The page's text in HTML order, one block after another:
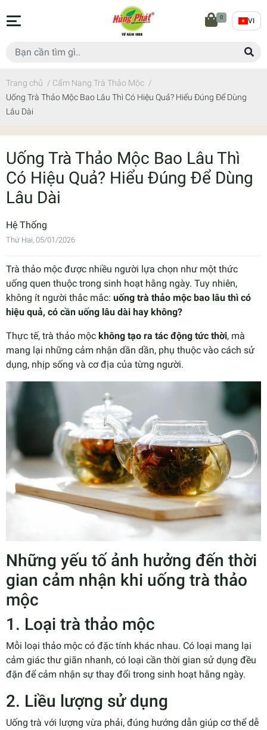
0 VI
Trang chủ / Cẩm Nang Trà Thảo Mộc /
Uống Trà Thảo Mộc Bao Lâu Thì Có Hiệu Quả? Hiểu Đúng Để Dùng
Lâu Dài
Uống Trà Thảo Mộc Bao Lâu Thì
Có Hiệu Quả? Hiểu Đúng Để Dùng
Lâu Dài
Hệ Thống
Thứ Hai, 05/01/2026
Trà thảo mộc được nhiều người lựa chọn như một thức
uống quen thuộc trong sinh hoạt hằng ngày. Tuy nhiên,
không ít người thắc mắc: uống trà thảo mộc bao lâu thì có
hiệu quả, có cần uống lâu dài hay không?
Thực tế, trà thảo mộc không tạo ra tác động tức thời, mà
mang lại những cảm nhận dần dần, phụ thuộc vào cách sử
dụng, nhịp sống và cơ địa của từng người.
Những yếu tố ảnh hưởng đến thời
gian cảm nhận khi uống trà thảo
mộc
1. Loại trà thảo mộc
Mỗi loại thảo mộc có đặc tính khác nhau. Có loại mang lại
cảm giác thư giãn nhanh, có loại cần thời gian sử dụng đều
đặn để cảm nhận sự thay đổi trong sinh hoạt hằng ngày.
2. Liều lượng sử dụng
Uống trà với lượng vừa phải, đúng hướng dẫn giúp cơ thể dễ